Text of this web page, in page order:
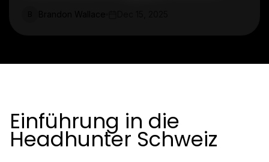
Einführung in die
Headhunter Schweiz